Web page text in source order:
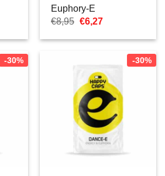
Euphory-E
€8,95 Le
initial
€6,27Le
actuel
€6,27.
-30% -30%